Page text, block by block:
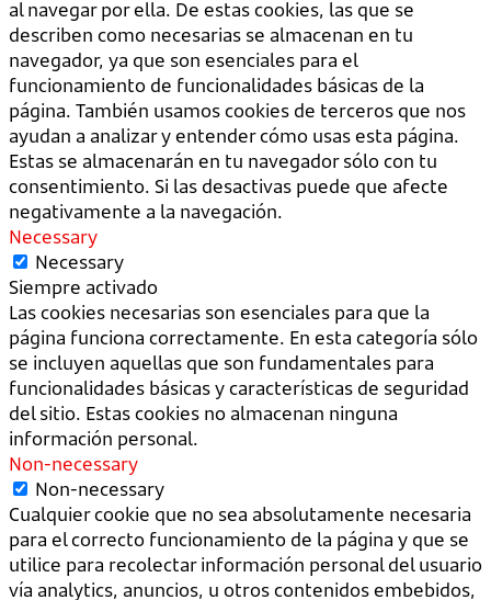
al navegar por ella. De estas cookies, las que se
describen como necesarias se almacenan en tu
navegador, ya que son esenciales para el
funcionamiento de funcionalidades básicas de la
página. También usamos cookies de terceros que nos
ayudan a analizar y entender cómo usas esta página.
Estas se almacenarán en tu navegador sólo con tu
consentimiento. Si las desactivas puede que afecte
negativamente a la navegación.
Necessary
Necessary
Siempre activado
Las cookies necesarias son esenciales para que la
página funciona correctamente. En esta categoría sólo
se incluyen aquellas que son fundamentales para
funcionalidades básicas y características de seguridad
del sitio. Estas cookies no almacenan ninguna
información personal.
Non-necessary
Non-necessary
Cualquier cookie que no sea absolutamente necesaria
para el correcto funcionamiento de la página y que se
utilice para recolectar información personal del usuario
vía analytics, anuncios, u otros contenidos embebidos,